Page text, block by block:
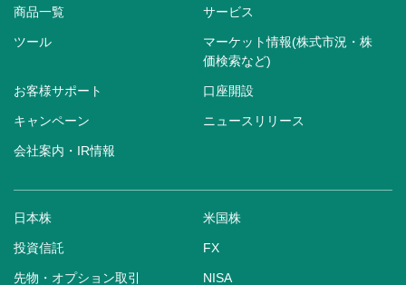
商品一覧 サービス
ツール
マーケット情報(株式市況・株
価検索など)
お客様サポート 口座開設
キャンペーン ニュースリリース
会社案内・IR情報
日本株 米国株
投資信託 FX
先物・オプション取引 NISA